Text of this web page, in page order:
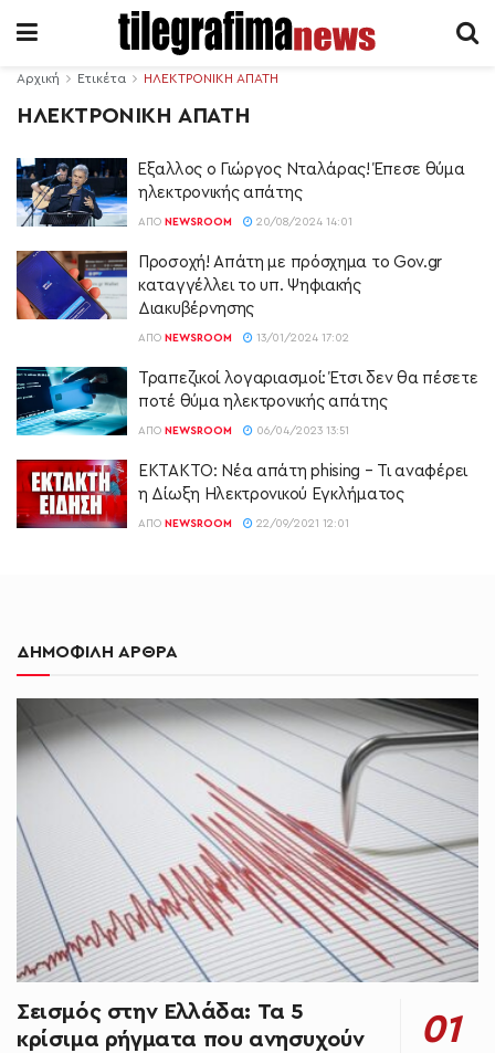
Αρχική Ετικέτα ΗΛΕΚΤΡΟΝΙΚΗ ΑΠΑΤΗ
ΗΛΕΚΤΡΟΝΙΚΗ ΑΠΑΤΗ
Έξαλλος ο Γιώργος Νταλάρας! Έπεσε θύμα
ηλεκτρονικής απάτης
ΑΠΌ NEWSROOM 20/08/2024 14:01
Προσοχή! Απάτη με πρόσχημα το Gov.gr
καταγγέλλει το υπ. Ψηφιακής
Διακυβέρνησης
ΑΠΌ NEWSROOM 13/01/2024 17:02
Τραπεζικοί λογαριασμοί: Έτσι δεν θα πέσετε
ποτέ θύμα ηλεκτρονικής απάτης
ΑΠΌ NEWSROOM 06/04/2023 13:51
EKTAKTO: Νέα απάτη phising – Τι αναφέρει
η Δίωξη Ηλεκτρονικού Εγκλήματος
ΑΠΌ NEWSROOM 22/09/2021 12:01
ΔΗΜΟΦΙΛΗ ΑΡΘΡΑ
Σεισμός στην Ελλάδα: Τα 5
κρίσιμα ρήγματα που ανησυχούν